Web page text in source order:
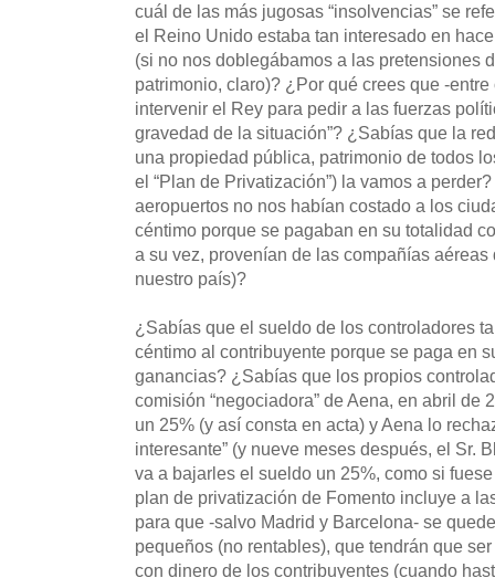
cuál de las más jugosas “insolvencias” se
el Reino Unido estaba tan interesado en
(si no nos doblegábamos a las pretensiones
patrimonio, claro)? ¿Por qué crees que -
intervenir el Rey para pedir a las fuerzas
gravedad de la situación”? ¿Sabías que la
una propiedad pública, patrimonio de todos
el “Plan de Privatización”) la vamos a
aeropuertos no nos habían costado a los
céntimo porque se pagaban en su totalidad
a su vez, provenían de las compañías
nuestro país)?
¿Sabías que el sueldo de los controladores
céntimo al contribuyente porque se paga en
ganancias? ¿Sabías que los propios
comisión “negociadora” de Aena, en abril de
un 25% (y así consta en acta) y Aena lo
interesante” (y nueve meses después, el Sr.
va a bajarles el sueldo un 25%, como si
plan de privatización de Fomento incluye a
para que -salvo Madrid y Barcelona- se
pequeños (no rentables), que tendrán que
con dinero de los contribuyentes (cuando